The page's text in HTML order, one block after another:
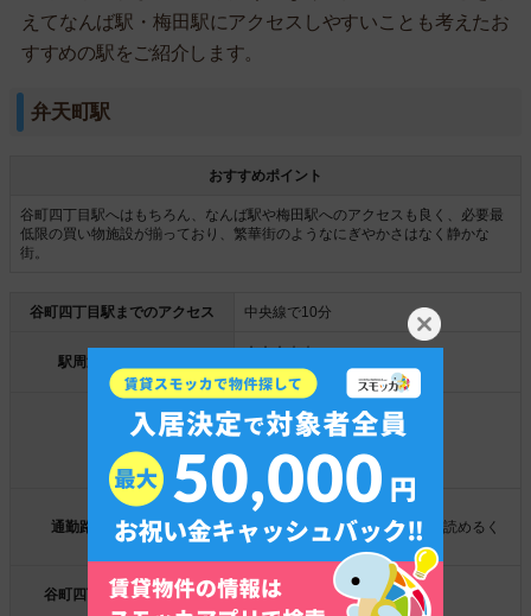
えてなんば駅・梅田駅にアクセスしやすいことも考えたお
すすめの駅をご紹介します。
弁天町駅
おすすめポイント
谷町四丁目駅へはもちろん、なんば駅や梅田駅へのアクセスも良く、必要最
低限の買い物施設が揃っており、繁華街のようなにぎやかさはなく静かな
街。
谷町四丁目駅までのアクセス 中央線で10分
駅周辺の住みやすさ
★★★☆☆
弁天町の住みやすさを見る
家賃相場
1R/4.3万円
1K/5.2万円
1DK/5.4万円
1LDK/7.2万円
通勤路線ピーク混雑率
135%(8:00～9:00)
※立ちながらでも広げて新聞が読めるく
らい
谷町四丁目駅からの終電
平日:23時46分
土日:23時46分